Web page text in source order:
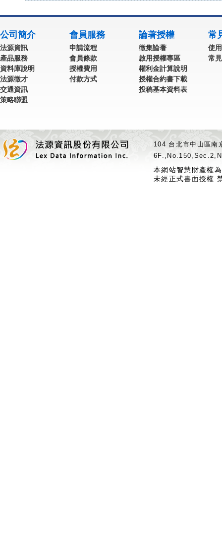
公司簡介
法源資訊
產品服務
資料庫說明
法源徵才
交通資訊
策略聯盟
會員服務
申請流程
會員條款
授權費用
付款方式
論著授權
徵集論著
啟用授權專區
權利金計算說明
授權合約書下載
投稿基本資料表
常
使
常
104 台北市中山區
本網站智慧財產權
未經正式書面授權